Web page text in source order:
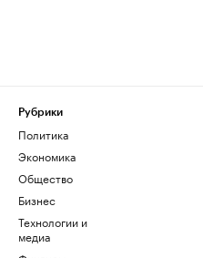
Рубрики
Политика
Экономика
Общество
Бизнес
Технологии и
медиа